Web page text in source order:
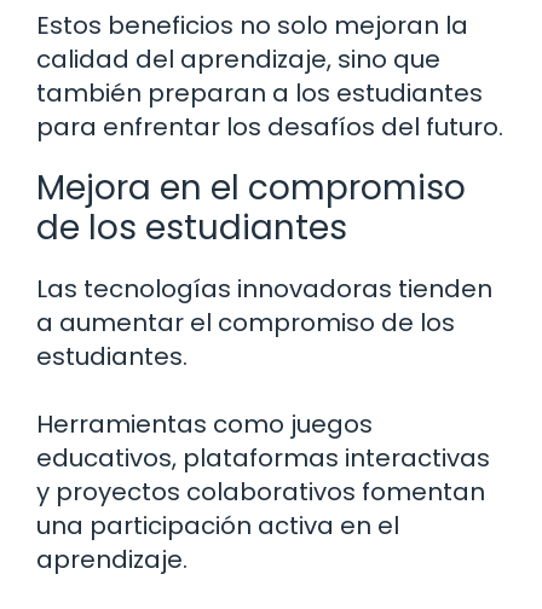
Estos beneficios no solo mejoran la
calidad del aprendizaje, sino que
también preparan a los estudiantes
para enfrentar los desafíos del futuro.
Mejora en el compromiso
de los estudiantes
Las tecnologías innovadoras tienden
a aumentar el compromiso de los
estudiantes.
Herramientas como juegos
educativos, plataformas interactivas
y proyectos colaborativos fomentan
una participación activa en el
aprendizaje.